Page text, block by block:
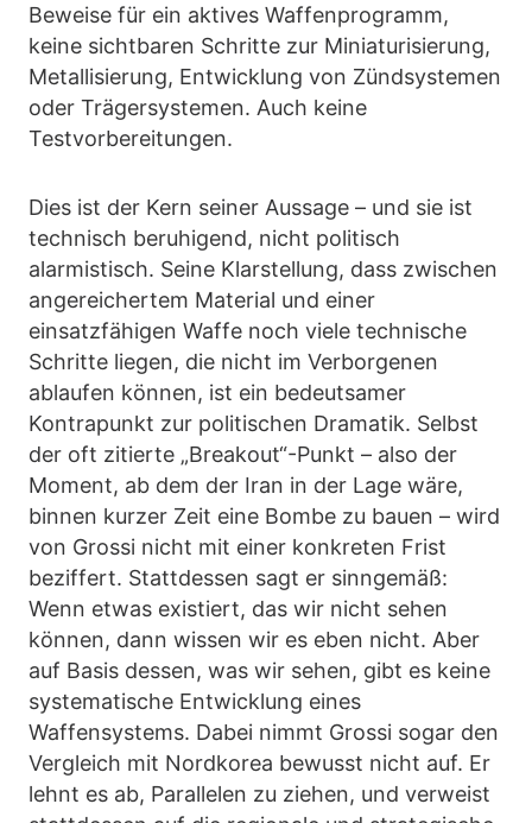
Beweise für ein aktives Waffenprogramm,
keine sichtbaren Schritte zur Miniaturisierung,
Metallisierung, Entwicklung von Zündsystemen
oder Trägersystemen. Auch keine
Testvorbereitungen.
Dies ist der Kern seiner Aussage – und sie ist
technisch beruhigend, nicht politisch
alarmistisch. Seine Klarstellung, dass zwischen
angereichertem Material und einer
einsatzfähigen Waffe noch viele technische
Schritte liegen, die nicht im Verborgenen
ablaufen können, ist ein bedeutsamer
Kontrapunkt zur politischen Dramatik. Selbst
der oft zitierte „Breakout“-Punkt – also der
Moment, ab dem der Iran in der Lage wäre,
binnen kurzer Zeit eine Bombe zu bauen – wird
von Grossi nicht mit einer konkreten Frist
beziffert. Stattdessen sagt er sinngemäß:
Wenn etwas existiert, das wir nicht sehen
können, dann wissen wir es eben nicht. Aber
auf Basis dessen, was wir sehen, gibt es keine
systematische Entwicklung eines
Waffensystems. Dabei nimmt Grossi sogar den
Vergleich mit Nordkorea bewusst nicht auf. Er
lehnt es ab, Parallelen zu ziehen, und verweist